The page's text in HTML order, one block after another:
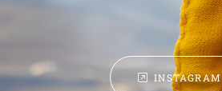
INSTAGRAM